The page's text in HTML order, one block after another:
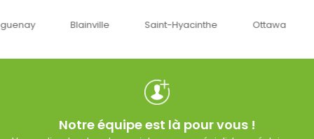
Blainville Saint-Hyacinthe Ottawa
Notre équipe est là pour vous !